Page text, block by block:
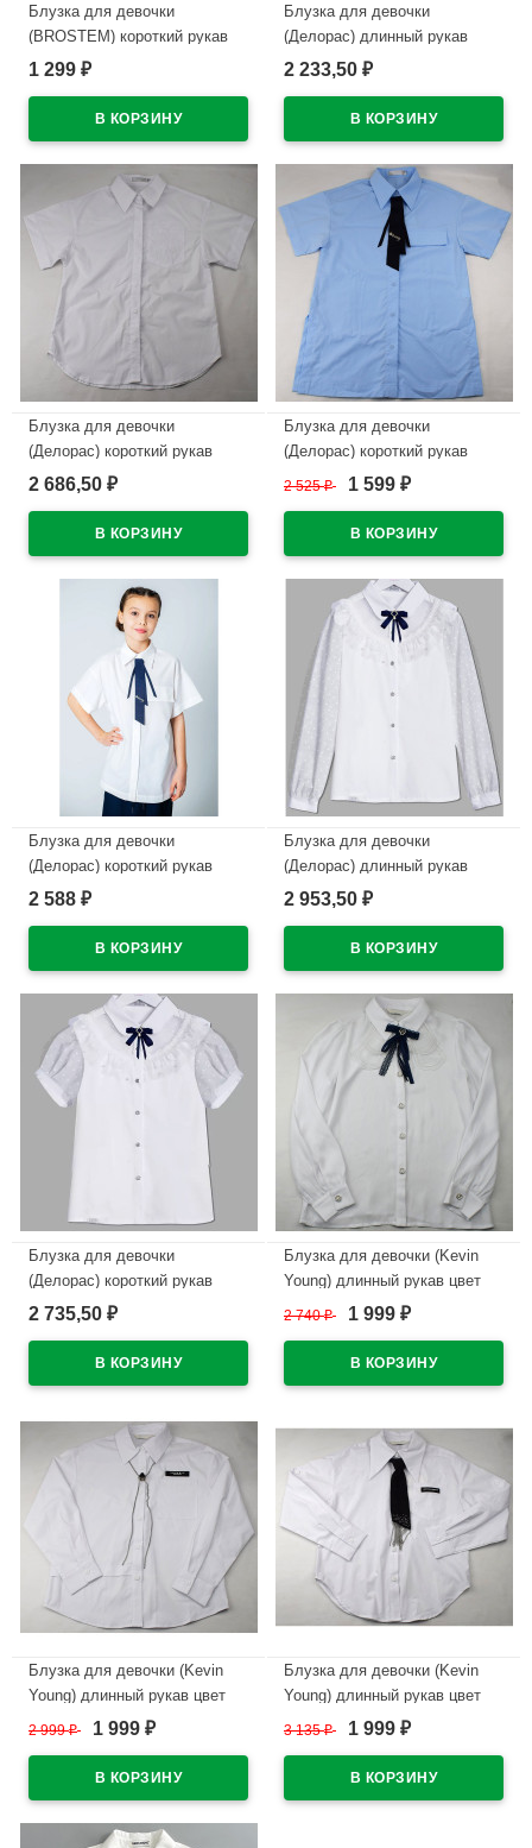
Блузка для девочки
(BROSTEM) короткий рукав
цвет белый арт.B14-4701ds
1 299 ₽
Блузка для девочки
(Делорас) длинный рукав
цвет белый арт.63828С
2 233,50 ₽
Блузка для девочки
(Делорас) короткий рукав
цвет белый арт.63818СS
2 686,50 ₽
Блузка для девочки
(Делорас) короткий рукав
цвет голубой + галстук 1267
34/134-44/164
2 525₽ 1 599 ₽
Блузка для девочки
(Делорас) короткий рукав
цвет белый +галстук 1267
34/134-44/164
2 588 ₽
Блузка для девочки
(Делорас) длинный рукав
цвет белый +галстук 1450
30/122-40/152
2 953,50 ₽
Блузка для девочки
(Делорас) короткий рукав
цвет молочный + галстук
ряд 30/122-40/152
2 735,50 ₽
Блузка для девочки (Kevin
Young) длинный рукав цвет
белый арт.B105768
2 740₽ 1 999 ₽
Блузка для девочки (Kevin
Young) длинный рукав цвет
белый арт.R105022
2 999₽ 1 999 ₽
Блузка для девочки (Kevin
Young) длинный рукав цвет
белый арт.R105016
3 135₽ 1 999 ₽